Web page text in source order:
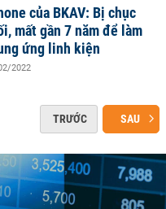
của BKAV: Bị chục
mất gần 7 năm để làm
ứng linh kiện
2022
TRƯỚC SAU